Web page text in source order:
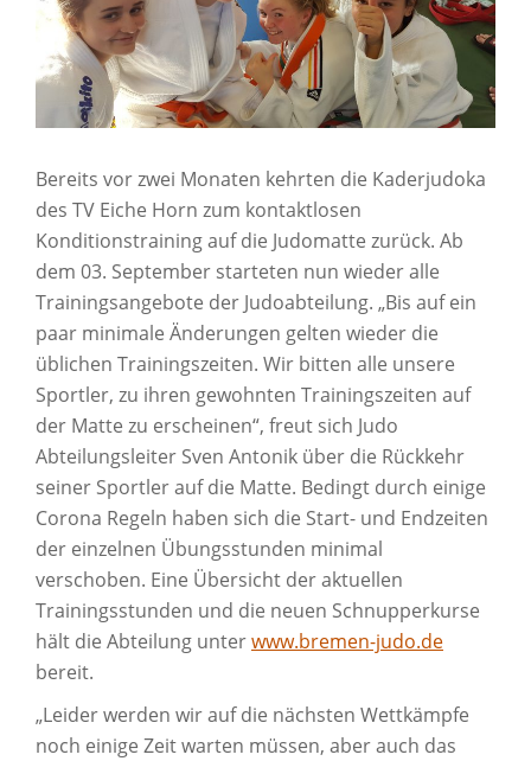
Bereits vor zwei Monaten kehrten die Kaderjudoka
des TV Eiche Horn zum kontaktlosen
Konditionstraining auf die Judomatte zurück. Ab
dem 03. September starteten nun wieder alle
Trainingsangebote der Judoabteilung. „Bis auf ein
paar minimale Änderungen gelten wieder die
üblichen Trainingszeiten. Wir bitten alle unsere
Sportler, zu ihren gewohnten Trainingszeiten auf
der Matte zu erscheinen“, freut sich Judo
Abteilungsleiter Sven Antonik über die Rückkehr
seiner Sportler auf die Matte. Bedingt durch einige
Corona Regeln haben sich die Start- und Endzeiten
der einzelnen Übungsstunden minimal
verschoben. Eine Übersicht der aktuellen
Trainingsstunden und die neuen Schnupperkurse
hält die Abteilung unterwww.bremen-judo.de
bereit.
„Leider werden wir auf die nächsten Wettkämpfe
noch einige Zeit warten müssen, aber auch das